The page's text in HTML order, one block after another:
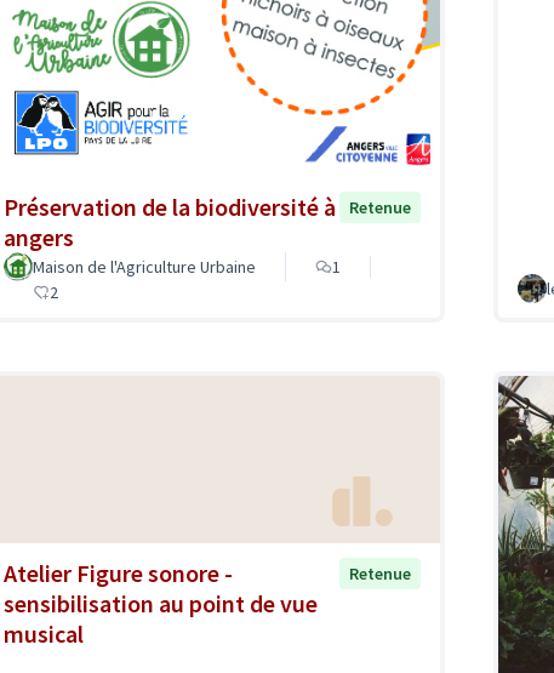
Préservation de la biodiversité à
angers
Retenue
Maison de l'Agriculture Urbaine
1
2
Atelier Figure sonore -
sensibilisation au point de vue
musical
Retenue